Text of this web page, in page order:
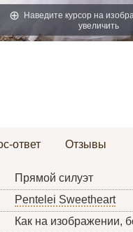
Наведите курсор на
увеличить
ответ Отзывы
Прямой силуэт
Pentelei Sweetheart
Как на изображении,